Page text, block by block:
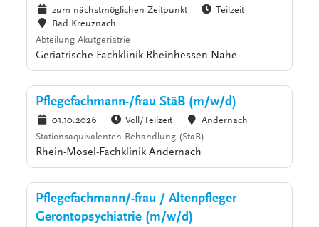
zum nächstmöglichen Zeitpunkt
Teilzeit
Bad Kreuznach
Abteilung Akutgeriatrie
Geriatrische Fachklinik Rheinhessen-Nahe
Pflegefachmann-/frau StäB (m/w/d)
01.10.2026 Voll/Teilzeit
Andernach
Stationsäquivalenten Behandlung (StäB)
Rhein-Mosel-Fachklinik Andernach
Pflegefachmann/-frau / Altenpfleger
Gerontopsychiatrie (m/w/d)